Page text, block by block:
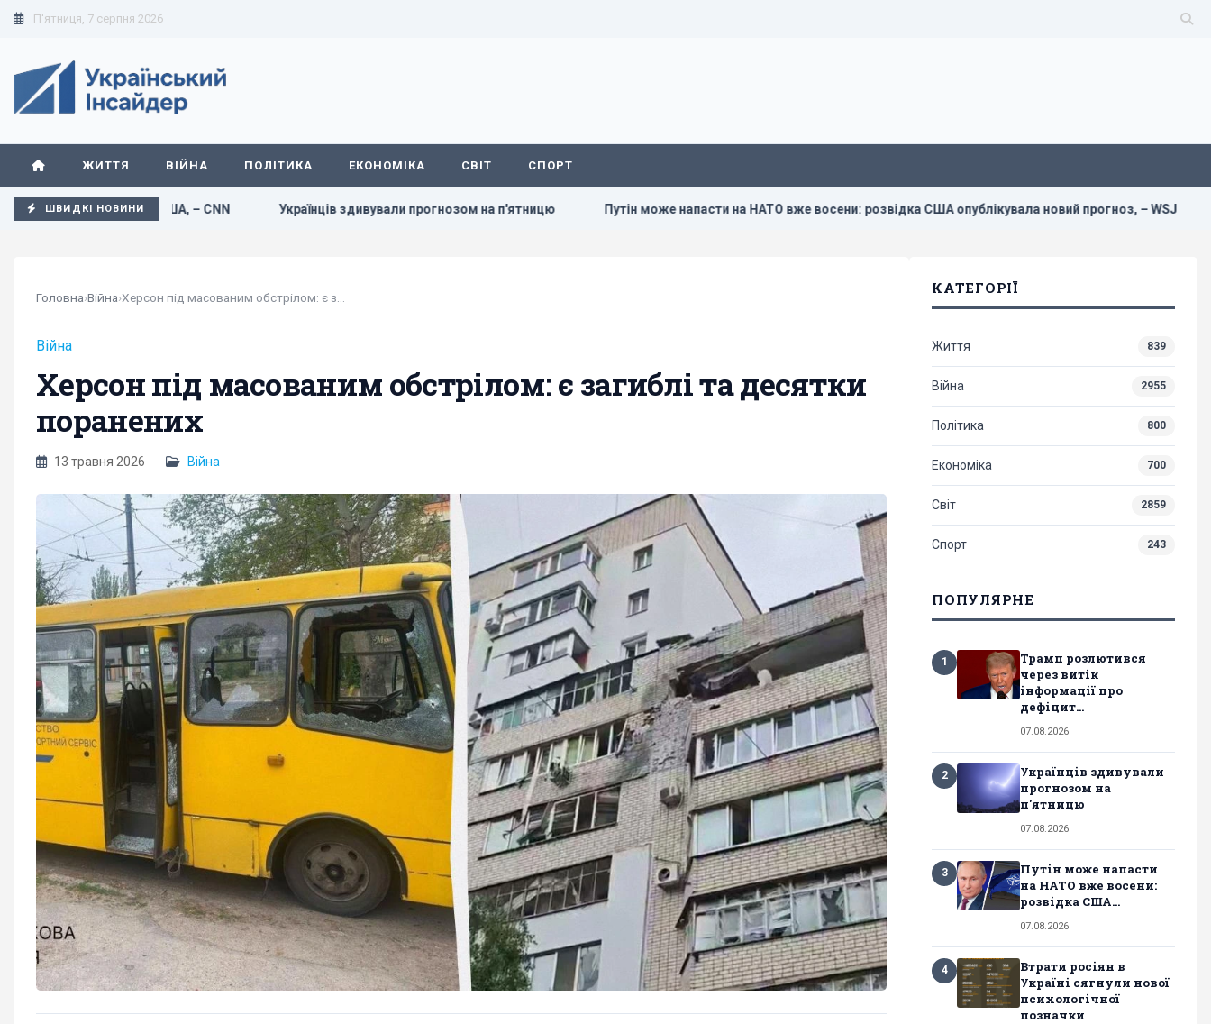
П'ятниця, 7 серпня 2026
ЖИТТЯ ВІЙНА ПОЛІТИКА ЕКОНОМІКА СВІТ СПОРТ
ШВИДКІ НОВИНИ
зброї у США, – CNN Українців здивували прогнозом на п'ятницю Путін може напасти на НАТО вже восени: розвідка США опублікувала новий прогноз, – WSJ Втрати росіян
Головна›Війна›
Війна
Херсон під масованим обстрілом: є загиблі та десятки
поранених
13 травня 2026 Війна
КАТЕГОРІЇ
Життя 839
Війна 2955
Політика 800
Економіка 700
Світ 2859
Спорт 243
ПОПУЛЯРНЕ
1
Трамп розлютився
через витік
інформації про
дефіцит...
07.08.2026
2
Українців здивували
прогнозом на
п'ятницю
07.08.2026
3
Путін може напасти
на НАТО вже восени:
розвідка США...
07.08.2026
4
Втрати росіян в
Україні сягнули нової
психологічної
позначки